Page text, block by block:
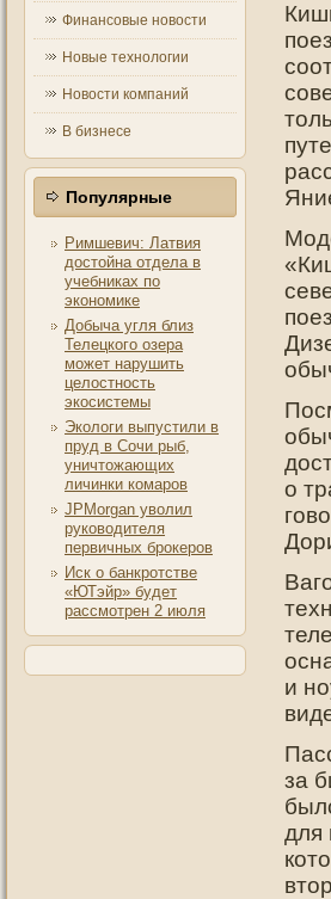
Финансовые новости
Новые технологии
Новости компаний
В бизнесе
Популярные
Римшевич: Латвия
достойна отдела в
учебниках по
экономике
Добыча угля близ
Телецкого озера
может нарушить
целостность
экосистемы
Экологи выпустили в
пруд в Сочи рыб,
уничтожающих
личинки комаров
JPMorgan уволил
руководителя
первичных брокеров
Иск о банкротстве
«ЮТэйр» будет
рассмотрен 2 июля
о
и
за
для